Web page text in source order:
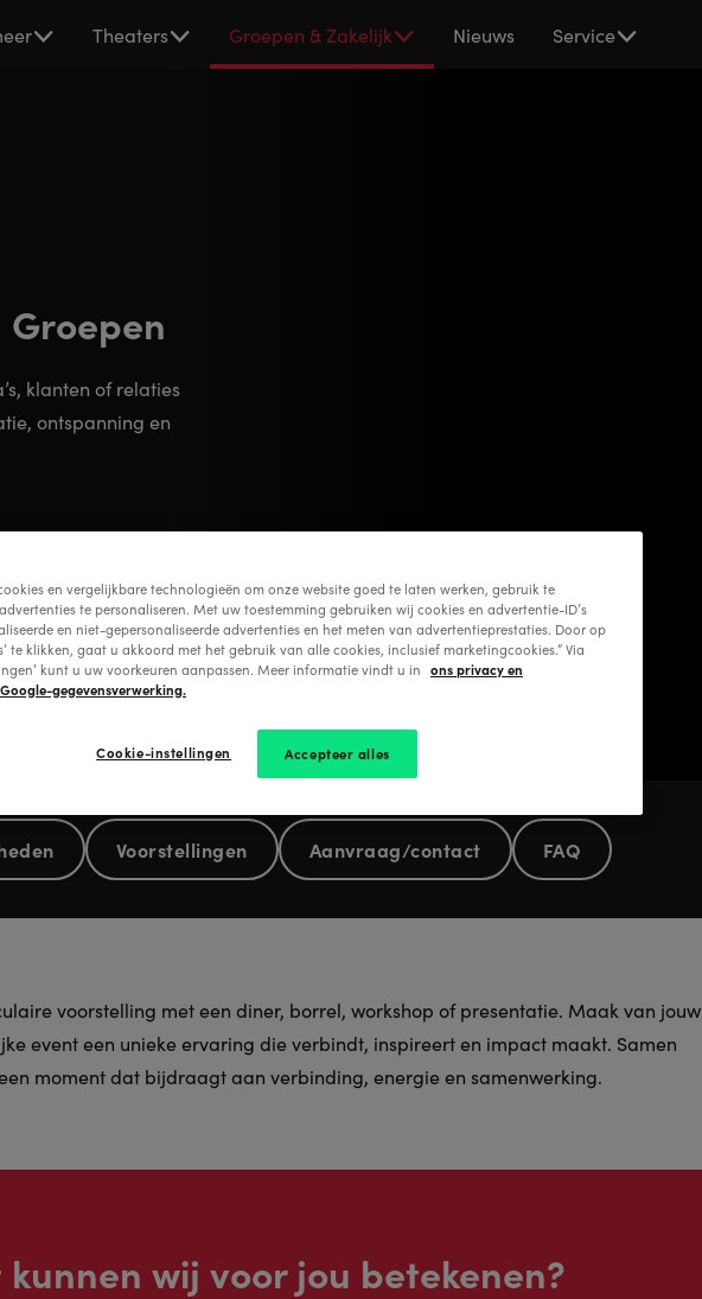
Theaters Groepen & Zakelijk Nieuws Service
klanten of relaties
ontspanning en
Voorstellingen Aanvraag/contact FAQ
voorstelling met een diner, borrel, workshop of presentatie. Maak van jouw
event een unieke ervaring die verbindt, inspireert en impact maakt. Samen
moment dat bijdraagt aan verbinding, energie en samenwerking.
kunnen wij voor jou betekenen?
en vergelijkbare technologieën om onze website goed te laten werken, gebruik te
te personaliseren. Met uw toestemming gebruiken wij cookies en advertentie-ID’s
en niet-gepersonaliseerde advertenties en het meten van advertentieprestaties. Door op
te klikken, gaat u akkoord met het gebruik van alle cookies, inclusief marketingcookies.” Via
kunt u uw voorkeuren aanpassen. Meer informatie vindt u in ons privacy en
Google-gegevensverwerking.
Accepteer alles
Cookie-instellingen